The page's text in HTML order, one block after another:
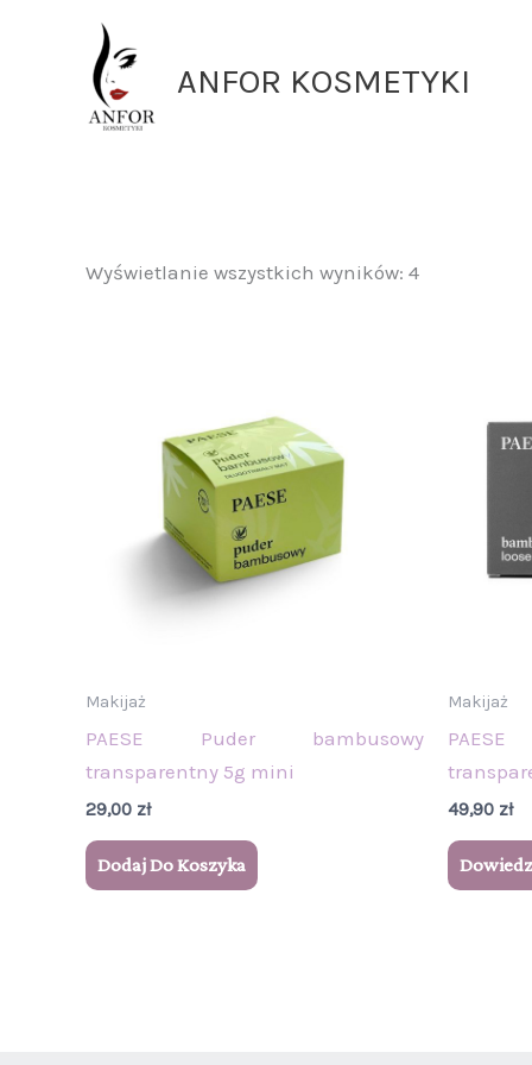
ANFOR KOSMETYKI
Wyświetlanie wszystkich wyników: 4
Makijaż
PAESE Puder bambusowy
transparentny 5g mini
29,00 zł
Dodaj Do Koszyka
Makijaż
49,90 zł